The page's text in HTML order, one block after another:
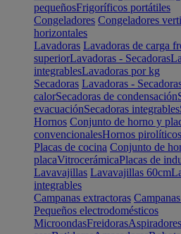
pequeñosFrigoríficos portátiles
Congeladores Congeladores
horizontales
Lavadoras Lavadoras de carga
superiorLavadoras - Secadoras
integrablesLavadoras por kg
Secadoras Lavadoras -
calorSecadoras de condensación
evacuaciónSecadoras integrables
Hornos Conjunto de horno y
convencionalesHornos pirolíticos
Placas de cocina Conjunto de
placaVitrocerámicaPlacas de
Lavavajillas Lavavajillas 60cm
integrables
Campanas extractoras
Pequeños electrodomésticos
MicroondasFreidorasAspiradores